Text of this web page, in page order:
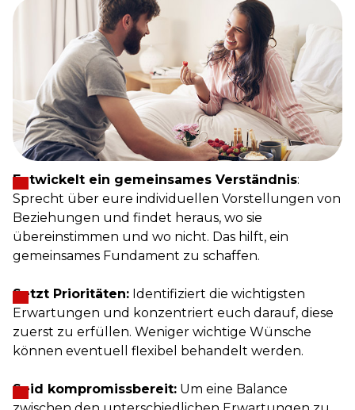
Entwickelt ein gemeinsames Verständnis:
Sprecht über eure individuellen Vorstellungen von
Beziehungen und findet heraus, wo sie
übereinstimmen und wo nicht. Das hilft, ein
gemeinsames Fundament zu schaffen.
Setzt Prioritäten: Identifiziert die wichtigsten
Erwartungen und konzentriert euch darauf, diese
zuerst zu erfüllen. Weniger wichtige Wünsche
können eventuell flexibel behandelt werden.
Seid kompromissbereit: Um eine Balance